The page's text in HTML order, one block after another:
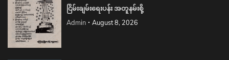
ငြိမ်းချမ်းရေးပန်း အတူနမ်းစို့
Admin August 8, 2026